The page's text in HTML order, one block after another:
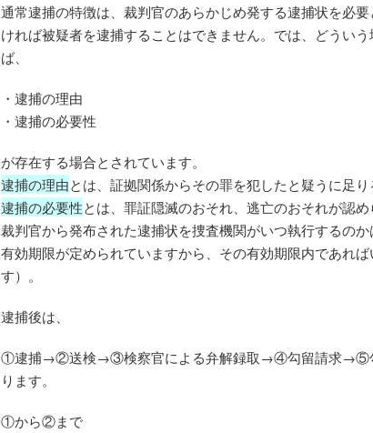
通常逮捕の特徴は、裁判官のあらかじめ発する逮捕状を必
ければ被疑者を逮捕することはできません。では、どうい
ば、
・逮捕の理由
・逮捕の必要性
が存在する場合とされています。
逮捕の理由とは、証拠関係からその罪を犯したと疑うに足
逮捕の必要性とは、罪証隠滅のおそれ、逃亡のおそれが認め
裁判官から発布された逮捕状を捜査機関がいつ執行するの
有効期限が定められていますから、その有効期限内であれ
す）。
逮捕後は、
①逮捕→②送検→③検察官による弁解録取→④勾留請求→⑤
ります。
①から②まで